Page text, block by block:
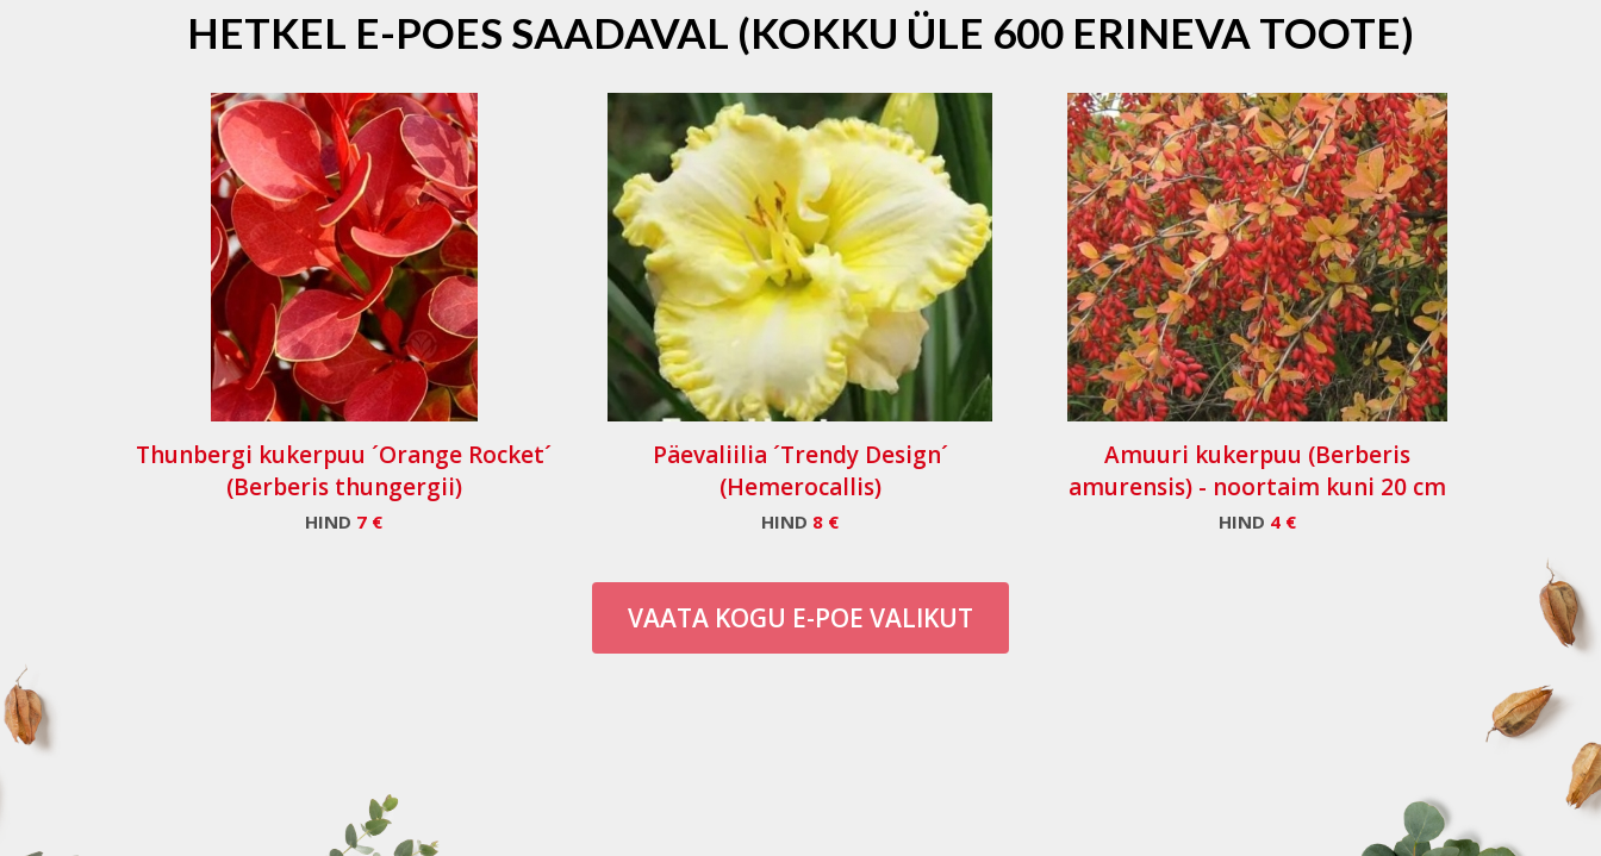
HETKEL E-POES SAADAVAL (KOKKU ÜLE 600 ERINEVA TOOTE)
Thunbergi kukerpuu ´Orange Rocket´
(Berberis thungergii)
HIND 7 €
Päevaliilia ´Trendy Design´
(Hemerocallis)
HIND 8 €
Amuuri kukerpuu (Berberis
amurensis) - noortaim kuni 20 cm
HIND 4 €
VAATA KOGU E-POE VALIKUT